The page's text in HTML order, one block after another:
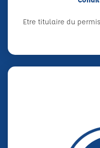
Etre titulaire du